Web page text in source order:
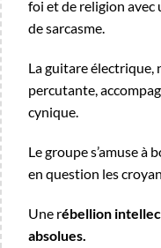
foi et de religion avec
de sarcasme.
La guitare électrique,
percutante,
cynique.
Le groupe s’amuse à
en question les
Une rébellion
absolues.